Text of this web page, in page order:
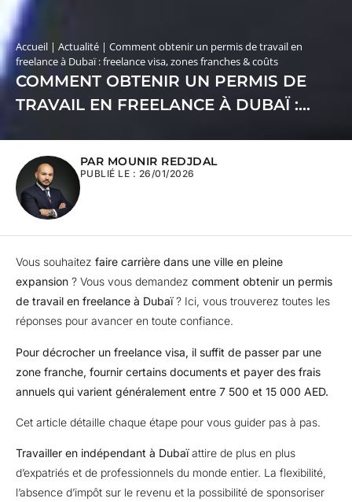
Accueil | Actualité | Comment obtenir un permis de travail en
freelance à Dubaï : freelance visa, zones franches & coûts
COMMENT OBTENIR UN PERMIS DE
TRAVAIL EN FREELANCE À DUBAÏ :
COÛTS
PAR MOUNIR REDJDAL
PUBLIÉ LE : 26/01/2026
Vous souhaitez faire carrière dans une ville en pleine
expansion ? Vous vous demandez comment obtenir un permis
de travail en freelance à Dubaï? Ici, vous trouverez toutes les
réponses pour avancer en toute confiance.
Pour décrocher un freelance visa, il suffit de passer par une
zone franche, fournir certains documents et payer des frais
annuels qui varient généralement entre 7 500 et 15 000 AED.
Cet article détaille chaque étape pour vous guider pas à pas.
Travailler en indépendant à Dubaïattire de plus en plus
d’expatriés et de professionnels du monde entier. La flexibilité,
l’absence d’impôt sur le revenu et la possibilité de sponsoriser